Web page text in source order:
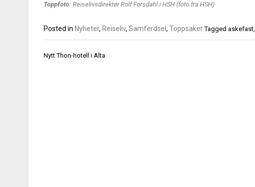
Toppfoto: Reiselivsdirektør Rolf Forsdahl i HSH (foto fra HSH)
Posted in Nyheter, Reiseliv, Samferdsel , Toppsaker Tagged askefast,
Innleggsnavigasjon
Nytt Thon-hotell i Alta